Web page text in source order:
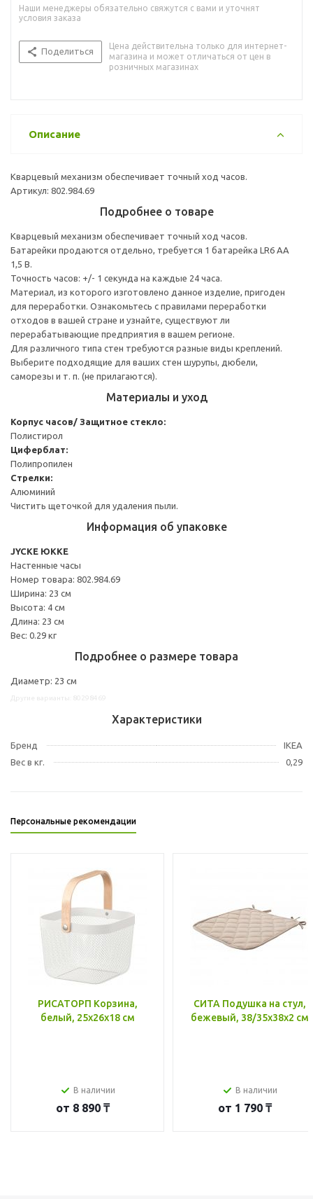
Наши менеджеры обязательно свяжутся с вами и уточнят
условия заказа
Поделиться
Цена действительна только для интернет-
магазина и может отличаться от цен в
розничных магазинах
Описание
Кварцевый механизм обеспечивает точный ход часов.
Артикул: 802.984.69
Подробнее о товаре
Кварцевый механизм обеспечивает точный ход часов.
Батарейки продаются отдельно, требуется 1 батарейка LR6 AA
1,5 В.
Точность часов: +/- 1 секунда на каждые 24 часа.
Материал, из которого изготовлено данное изделие, пригоден
для переработки. Ознакомьтесь с правилами переработки
отходов в вашей стране и узнайте, существуют ли
перерабатывающие предприятия в вашем регионе.
Для различного типа стен требуются разные виды креплений.
Выберите подходящие для ваших стен шурупы, дюбели,
саморезы и т. п. (не прилагаются).
Материалы и уход
Корпус часов/ Защитное стекло:
Полистирол
Циферблат:
Полипропилен
Стрелки:
Алюминий
Чистить щеточкой для удаления пыли.
Информация об упаковке
JYCKE ЮККЕ
Настенные часы
Номер товара: 802.984.69
Ширина: 23 см
Высота: 4 см
Длина: 23 см
Вес: 0.29 кг
Подробнее о размере товара
Диаметр: 23 см
Характеристики
Бренд
IKEA
Вес в кг.
0,29
Персональные рекомендации
РИСАТОРП Корзина,
белый, 25x26x18 см
В наличии
от 8 890 ₸
СИТА Подушка на стул,
бежевый, 38/35x38x2 см
В наличии
от 1 790 ₸